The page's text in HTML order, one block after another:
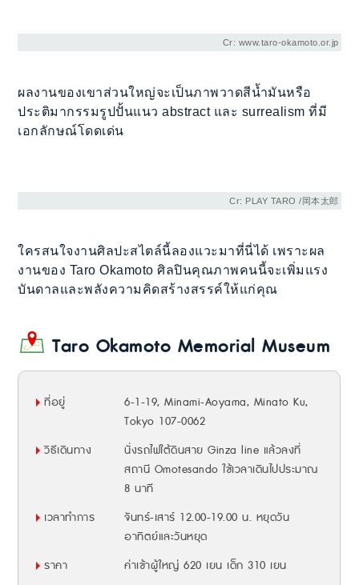
Cr: www.taro-okamoto.or.jp
ผลงานของเขาส่วนใหญ่จะเป็นภาพวาดสีน้ำมันหรือ
ประติมากรรมรูปปั้นแนว abstract และ surrealism ที่มี
เอกลักษณ์โดดเด่น
Cr: PLAY TARO /岡本太郎
ใครสนใจงานศิลปะสไตล์นี้ลองแวะมาที่นี่ได้ เพราะผล
งานของ Taro Okamoto ศิลปินคุณภาพคนนี้จะเพิ่มแรง
บันดาลและพลังความคิดสร้างสรรค์ให้แก่คุณ
Taro Okamoto Memorial Museum
ที่อยู่
6-1-19, Minami-Aoyama, Minato Ku,
Tokyo 107-0062
วิธีเดินทาง
นั่งรถไฟใต้ดินสาย Ginza line แล้วลงที่
สถานี Omotesando ใช้เวลาเดินไปประมาณ
8 นาที
เวลาทำการ
จันทร์-เสาร์ 12.00-19.00 น. หยุดวัน
อาทิตย์และวันหยุด
ราคา
ค่าเข้าผู้ใหญ่ 620 เยน เด็ก 310 เยน